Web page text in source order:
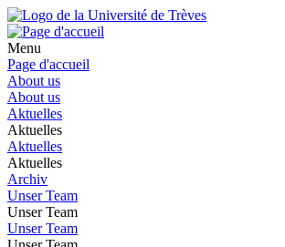
Menu
Page d'accueil
About us
About us
Aktuelles
Aktuelles
Aktuelles
Aktuelles
Archiv
Unser Team
Unser Team
Unser Team